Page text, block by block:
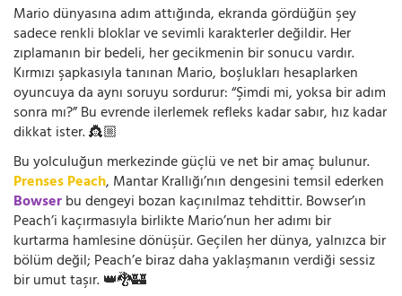
Mario dünyasına adım attığında, ekranda gördüğün şey
sadece renkli bloklar ve sevimli karakterler değildir. Her
zıplamanın bir bedeli, her gecikmenin bir sonucu vardır.
Kırmızı şapkasıyla tanınan Mario, boşlukları hesaplarken
oyuncuya da aynı soruyu sordurur: “Şimdi mi, yoksa bir adım
sonra mı?” Bu evrende ilerlemek refleks kadar sabır, hız kadar
dikkat ister. 👸🏼
Bu yolculuğun merkezinde güçlü ve net bir amaç bulunur.
Prenses Peach, Mantar Krallığı’nın dengesini temsil ederken
Bowserbu dengeyi bozan kaçınılmaz tehdittir. Bowser’ın
Peach’i kaçırmasıyla birlikte Mario’nun her adımı bir
kurtarma hamlesine dönüşür. Geçilen her dünya, yalnızca bir
bölüm değil; Peach’e biraz daha yaklaşmanın verdiği sessiz
bir umut taşır. 👑🐉🏰